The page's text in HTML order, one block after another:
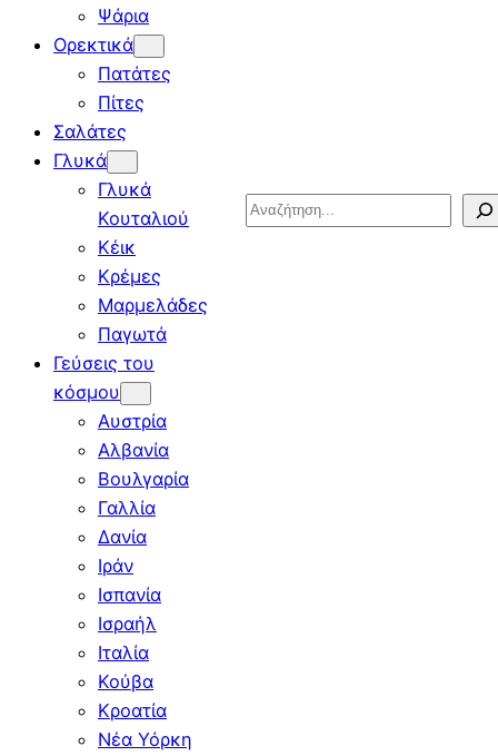
Ψάρια
Ορεκτικά
Πατάτες
Πίτες
Σαλάτες
Γλυκά
Γλυκά
Κουταλιού
Κέικ
Κρέμες
Μαρμελάδες
Παγωτά
Γεύσεις του
κόσμου
Αυστρία
Αλβανία
Βουλγαρία
Γαλλία
Δανία
Ιράν
Ισπανία
Ισραήλ
Ιταλία
Κούβα
Κροατία
Νέα Υόρκη
Search